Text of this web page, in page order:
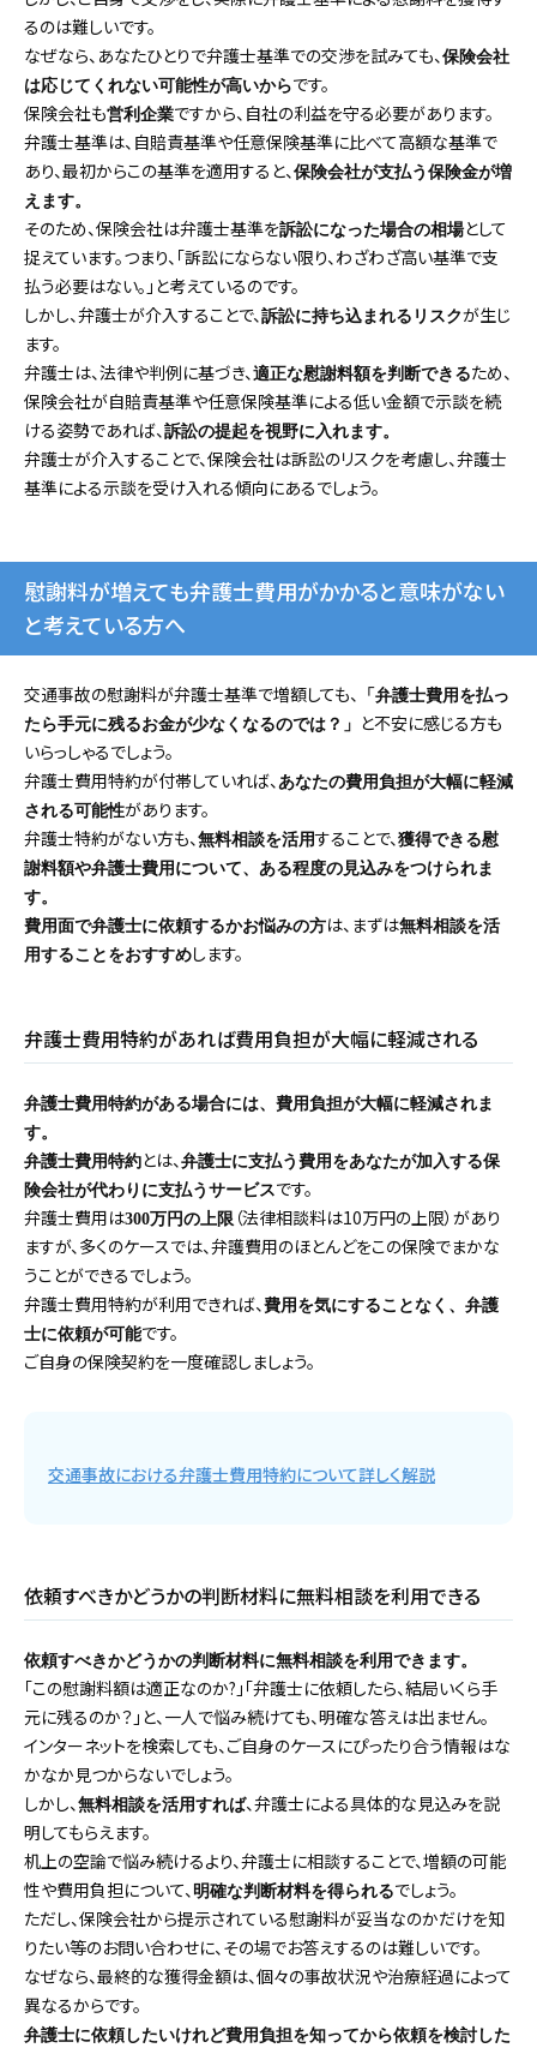
るのは難しいです。
なぜなら、あなたひとりで弁護士基準での交渉を試みても、 保険会社
は応じてくれない可能性が高いからです。
保険会社も営利企業ですから、自社の利益を守る必要があります。
弁護士基準は、自賠責基準や任意保険基準に比べて高額な基準で
あり、最初からこの基準を適用すると、 保険会社が支払う保険金が増
えます。
そのため、保険会社は弁護士基準を訴訟になった場合の相場として
捉えています。つまり、「訴訟にならない限り、わざわざ高い基準で支
払う必要はない。」と考えているのです。
しかし、弁護士が介入することで、 訴訟に持ち込まれるリスクが生じ
ます。
弁護士は、法律や判例に基づき、 適正な慰謝料額を判断できるため、
保険会社が自賠責基準や任意保険基準による低い金額で示談を続
ける姿勢であれば、 訴訟の提起を視野に入れます。
弁護士が介入することで、保険会社は訴訟のリスクを考慮し、弁護士
基準による示談を受け入れる傾向にあるでしょう。
慰謝料が増えても弁護士費用がかかると意味がない
と考えている方へ
交通事故の慰謝料が弁護士基準で増額しても、
「弁護士費用を払っ
たら手元に残るお金が少なくなるのでは？」 と不安に感じる方も
いらっしゃるでしょう。
弁護士費用特約が付帯していれば、 あなたの費用負担が大幅に軽減
される可能性があります。
弁護士特約がない方も、 無料相談を活用することで、 獲得できる慰
謝料額や弁護士費用について、ある程度の見込みをつけられま
す。
費用面で弁護士に依頼するかお悩みの方は、まずは無料相談を活
用することをおすすめします。
弁護士費用特約があれば費用負担が大幅に軽減される
弁護士費用特約がある場合には、費用負担が大幅に軽減されま
す。
弁護士費用特約とは、 弁護士に支払う費用をあなたが加入する保
険会社が代わりに支払うサービスです。
弁護士費用は300万円の上限 （法律相談料は10万円の上限）があり
ますが、多くのケースでは、弁護費用のほとんどをこの保険でまかな
うことができるでしょう。
弁護士費用特約が利用できれば、 費用を気にすることなく、弁護
士に依頼が可能です。
ご自身の保険契約を一度確認しましょう。
交通事故における弁護士費用特約について詳しく解説
依頼すべきかどうかの判断材料に無料相談を利用できる
依頼すべきかどうかの判断材料に無料相談を利用できます。
「この慰謝料額は適正なのか?」「弁護士に依頼したら、結局いくら手
元に残るのか？」と、一人で悩み続けても、明確な答えは出ません。
インターネットを検索しても、ご自身のケースにぴったり合う情報はな
かなか見つからないでしょう。
しかし、 無料相談を活用すれば、弁護士による具体的な見込みを説
明してもらえます。
机上の空論で悩み続けるより、弁護士に相談することで、増額の可能
性や費用負担について、 明確な判断材料を得られるでしょう。
ただし、保険会社から提示されている慰謝料が妥当なのかだけを知
りたい等のお問い合わせに、その場でお答えするのは難しいです。
なぜなら、最終的な獲得金額は、個々の事故状況や治療経過によって
異なるからです。
弁護士に依頼したいけれど費用負担を知ってから依頼を検討した